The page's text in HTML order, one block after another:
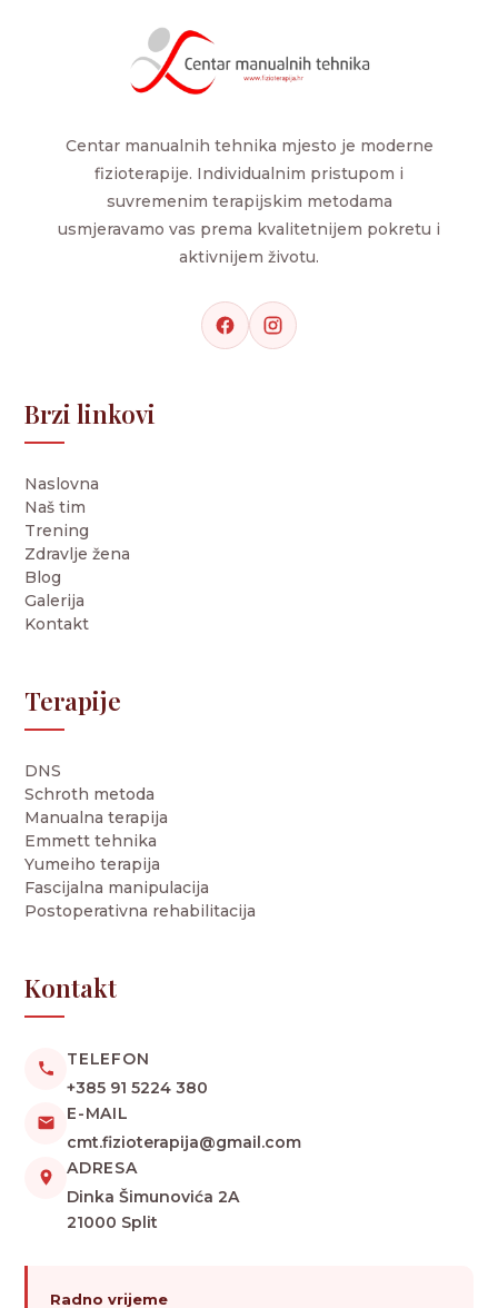
Centar manualnih tehnika mjesto je moderne
fizioterapije. Individualnim pristupom i
suvremenim terapijskim metodama
usmjeravamo vas prema kvalitetnijem pokretu i
aktivnijem životu.
Brzi linkovi
Naslovna
Naš tim
Trening
Zdravlje žena
Blog
Galerija
Kontakt
Terapije
DNS
Schroth metoda
Manualna terapija
Emmett tehnika
Yumeiho terapija
Fascijalna manipulacija
Postoperativna rehabilitacija
Kontakt
TELEFON
+385 91 5224 380
E-MAIL
cmt.fizioterapija@gmail.com
ADRESA
Dinka Šimunovića 2A
21000 Split
Radno vrijeme